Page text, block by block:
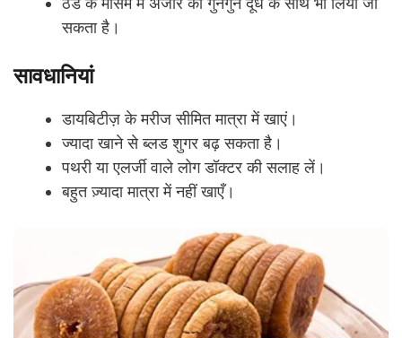
सकता है।
सावधानियां
डायबिटीज़ के मरीज सीमित मात्रा में खाएं।
ज्यादा खाने से ब्लड शुगर बढ़ सकता है।
पथरी या एलर्जी वाले लोग डॉक्टर की सलाह लें।
बहुत ज़्यादा मात्रा में नहीं खाएँ।